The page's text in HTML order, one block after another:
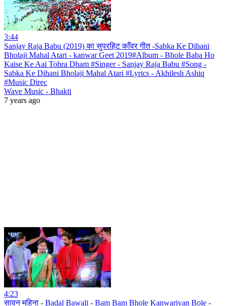
3:44
Sanjay Raja Babu (2019) का सुपरहिट काँवर गीत -Sabka Ke Dihani
Bholaji Mahal Atari - kanwar Geet 2019#Album - Bhole Baba Ho
Kaise Ke Aai Tohra Dham #Singer - Sanjay Raja Babu #Song -
Sabka Ke Dihani Bholaji Mahal Atari #Lyrics - Akhilesh Ashiq
#Music Direc
Wave Music - Bhakti
7 years ago
4:23
सावन महिना - Badal Bawali - Bam Bam Bhole Kanwariyan Bole -